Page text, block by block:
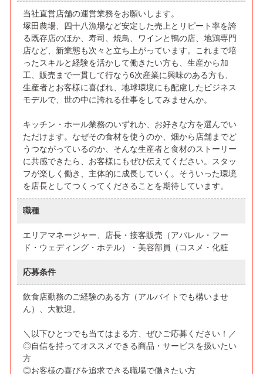
当社直営店舗の運営業務をお願いします。
塚田農場、四十八漁場など安定した売上とリピート率を誇
る既存店のほか、寿司、焼鳥、ワインと鴨の店、地鶏専門
店など、新業態も次々と立ち上がっています。これまで培
ったスキルと経験を活かして働きたい方も、生産から加
工、販売まで一貫して行なう6次産業に興味のある方も、
生産者とお客様に喜ばれ、地球環境にも配慮したビジネス
モデルで、世の中に誇れる仕事をしてみませんか。
キッチン・ホール業務のいずれか、お好きな方を選んでい
ただけます。なぜその食材を使うのか、畑から店舗までど
うつながっているのか、そんな生産者と食材のストーリー
に共感できたら、お客様にもぜひ伝えてください。スタッ
フが楽しく働き、主体的に成長していく。そういった環境
を店長としてつくってくださることを期待しています。
職種
エリアマネージャー、店長・接客販売（アパレル・フー
ド・ウェディング・ホテル）・美容部員（コスメ・化粧
応募条件
飲食店勤務のご経験のある方（アルバイトでも構いませ
ん）、大歓迎。
＼以下ひとつでも当てはまる方、ぜひご応募ください！／
◎自信を持ってオススメできる商品・サービスを扱いたい
方
◎お客様の喜びを追求できる職場で働きたい方